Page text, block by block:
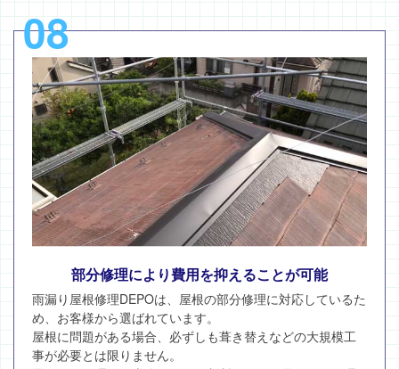
08
部分修理により費用を抑えることが可能
雨漏り屋根修理DEPOは、屋根の部分修理に対応しているた
め、お客様から選ばれています。
屋根に問題がある場合、必ずしも葺き替えなどの大規模工
事が必要とは限りません。